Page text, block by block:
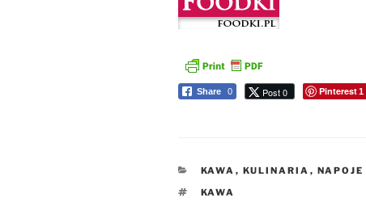
Share 0 Post 0 Pinterest1
KATEGORIE
KAWA , KULINARIA , NAPOJE
TAGI
KAWA